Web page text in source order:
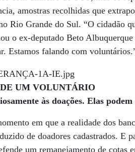
amostras recolhidas que
Rio Grande do Sul. “O cidadão
o ex-deputado Beto
Estamos falando com
UM VOLUNTÁRIO
às doações. Elas
em que a realidade dos
de doadores cadastrados. E
um remanejamento de cotas